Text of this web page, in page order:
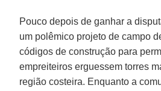
Pouco depois de ganhar a
um polêmico projeto de campo
códigos de construção para
empreiteiros erguessem torres
região costeira. Enquanto a